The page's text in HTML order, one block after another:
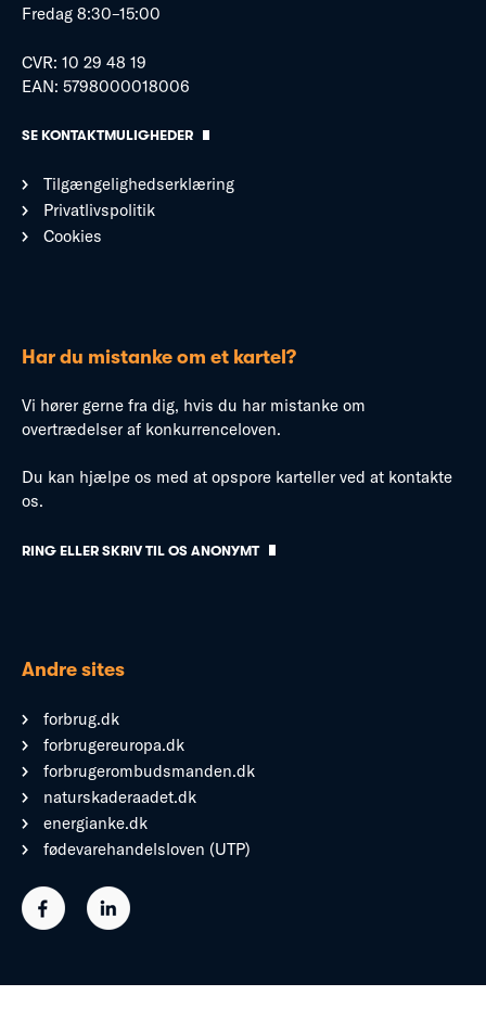
Fredag 8:30–15:00
CVR: 10 29 48 19
EAN: 5798000018006
SE KONTAKTMULIGHEDER
Tilgængelighedserklæring
Privatlivspolitik
Cookies
Har du mistanke om et kartel?
Vi hører gerne fra dig, hvis du har mistanke om
overtrædelser af konkurrenceloven.
Du kan hjælpe os med at opspore karteller ved at kontakte
os.
RING ELLER SKRIV TIL OS ANONYMT
Andre sites
forbrug.dk
forbrugereuropa.dk
forbrugerombudsmanden.dk
naturskaderaadet.dk
energianke.dk
fødevarehandelsloven (UTP)